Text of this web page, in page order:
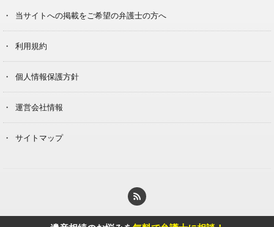
当サイトへの掲載をご希望の弁護士の方へ
利用規約
個人情報保護方針
運営会社情報
サイトマップ
© Copyright 2020 Berg Klein Inc.